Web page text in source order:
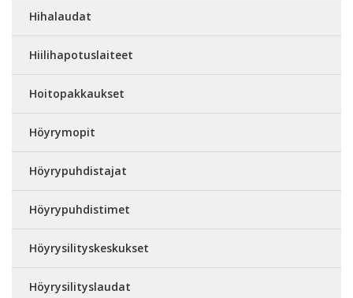
Hihalaudat
Hiilihapotuslaiteet
Hoitopakkaukset
Höyrymopit
Höyrypuhdistajat
Höyrypuhdistimet
Höyrysilityskeskukset
Höyrysilityslaudat